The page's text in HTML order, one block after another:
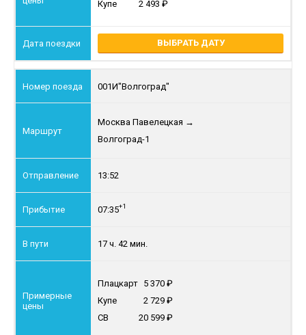
Купе 2 493
ВЫБРАТЬ ДАТУ
001И"Волгоград"
Москва Павелецкая →
Волгоград-1
13:52
07:35+1
17 ч. 42 мин.
Плацкарт 5 370
Купе
2 729
СВ
20 599